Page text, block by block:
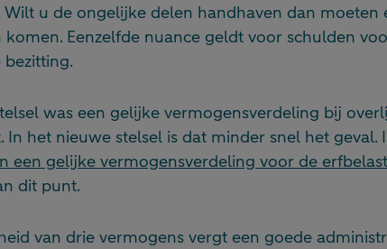
Wilt u de ongelijke delen handhaven dan moeten
Eenzelfde nuance geldt voor schulden
was een gelijke vermogensverdeling bij
In het nieuwe stelsel is dat minder snel het geval.
een gelijke vermogensverdeling voor de
dit punt.
van drie vermogens vergt een goede